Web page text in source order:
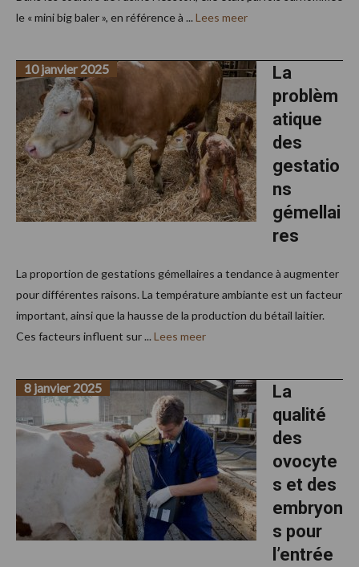
le « mini big baler », en référence à ... Lees meer
La
problèm
atique
des
gestatio
ns
gémellai
res
10 janvier 2025
La proportion de gestations gémellaires a tendance à augmenter
pour différentes raisons. La température ambiante est un facteur
important, ainsi que la hausse de la production du bétail laitier.
Ces facteurs influent sur ... Lees meer
La
qualité
des
ovocyte
s et des
embryon
s pour
l’entrée
8 janvier 2025